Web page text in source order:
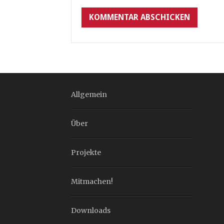
Allgemein
Über
Projekte
Mitmachen!
Downloads